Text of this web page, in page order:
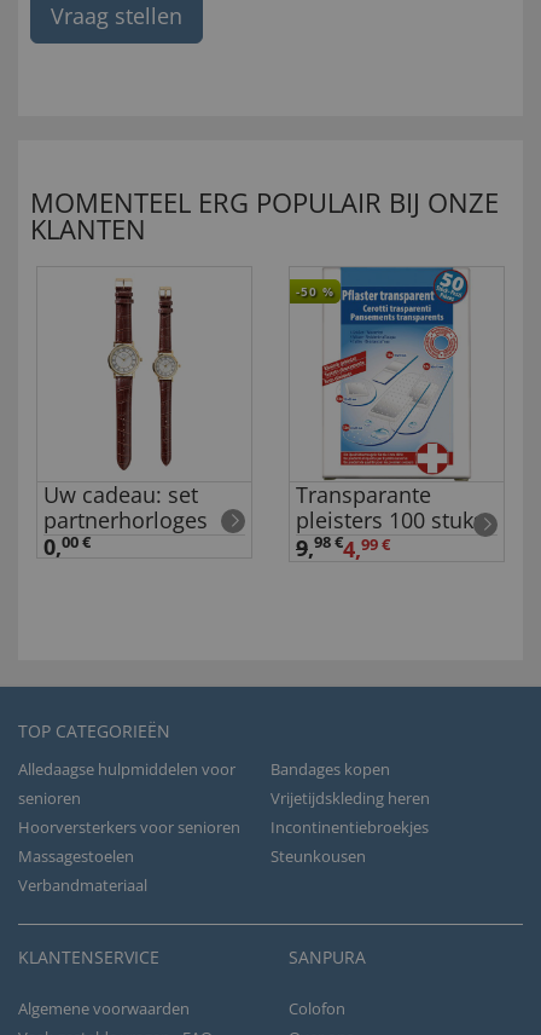
Vraag stellen
MOMENTEEL ERG POPULAIR BIJ ONZE
KLANTEN
Uw cadeau: set
partnerhorloges
0,00 €
-50 %
Transparante
pleisters 100 stuks
9,98 €4,99 €
TOP CATEGORIEËN
Alledaagse hulpmiddelen voor
senioren
Bandages kopen
Vrijetijdskleding heren
Hoorversterkers voor senioren
Incontinentiebroekjes
Massagestoelen
Steunkousen
Verbandmateriaal
KLANTENSERVICE
Algemene voorwaarden
SANPURA
Colofon